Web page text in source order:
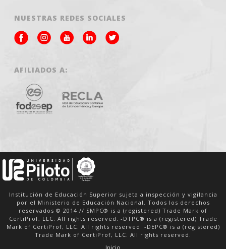
NUESTRAS REDES SOCIALES
AFILIADOS A:
Institución de Educación Superior sujeta a inspección y vigilancia
por el Ministerio de Educación Nacional. Todos los derechos
reservados © 2014 // SMPC® is a (registered) Trade Mark of
CertiProf, LLC. All rights reserved. -DTPC® is a (registered) Trade
Mark of CertiProf, LLC. All rights reserved. -DEPC® is a (registered)
Trade Mark of CertiProf, LLC. All rights reserved.